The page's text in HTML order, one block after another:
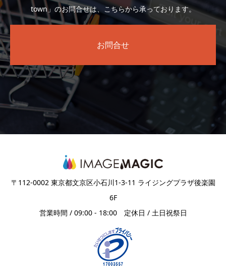
town」のお問合せは、こちらから承っております。
お問合せ
〒112-0002 東京都文京区小石川1-3-11 ライジングプラザ後楽園
6F
営業時間 / 09:00 - 18:00 定休日 / 土日祝祭日